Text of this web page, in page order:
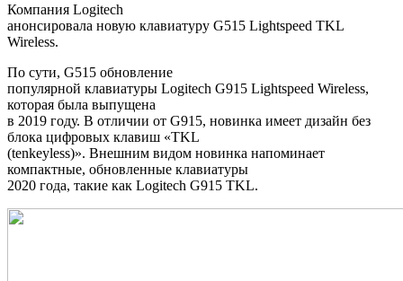
Компания Logitech
анонсировала новую клавиатуру G515 Lightspeed TKL
Wireless.
По сути, G515 обновление
популярной клавиатуры Logitech G915 Lightspeed Wireless,
которая была выпущена
в 2019 году. В отличии от G915, новинка имеет дизайн без
блока цифровых клавиш «TKL
(tenkeyless)». Внешним видом новинка напоминает
компактные, обновленные клавиатуры
2020 года, такие как Logitech G915 TKL.